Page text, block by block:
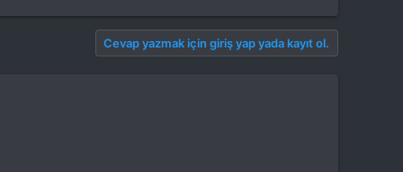
Cevap yazmak için giriş yap yada kayıt ol.